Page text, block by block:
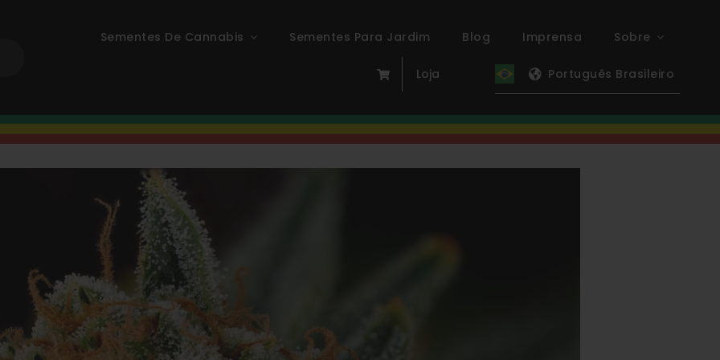
Sementes De Cannabis Sementes Para Jardim Blog Imprensa Sobre
Loja Português Brasileiro